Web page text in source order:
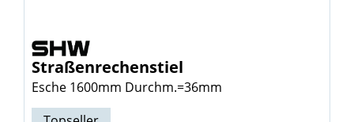
Straßenrechenstiel
Esche 1600mm Durchm.=36mm